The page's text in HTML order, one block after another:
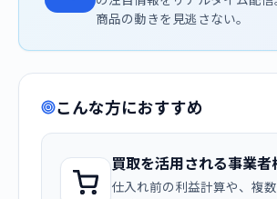
商品の動きを見逃さない。
こんな方におすすめ
買取を活用される事業者
仕入れ前の利益計算や、複